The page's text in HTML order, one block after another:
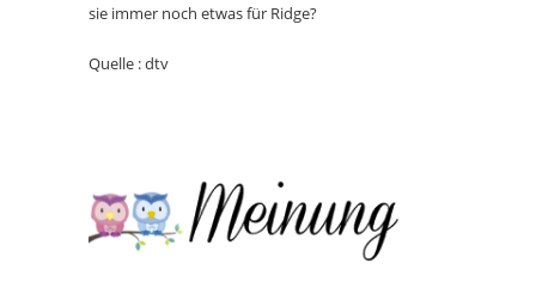
sie immer noch etwas für Ridge?
Quelle : dtv